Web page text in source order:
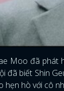
Moo đã
đã biết Shin
hẹn hò với cô